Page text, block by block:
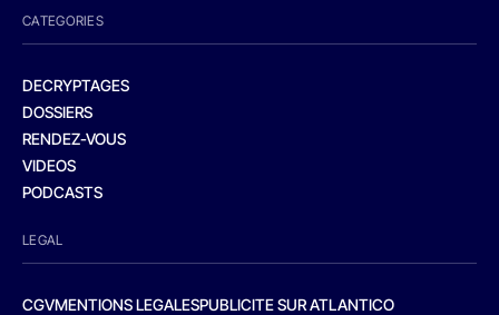
CATEGORIES
DECRYPTAGES
DOSSIERS
RENDEZ-VOUS
VIDEOS
PODCASTS
LEGAL
CGVMENTIONS LEGALESPUBLICITE SUR ATLANTICO